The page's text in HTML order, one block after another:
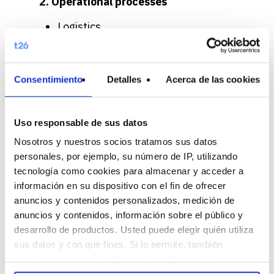
Consentimiento Detalles Acerca de las cookies
Uso responsable de sus datos
Nosotros y nuestros socios tratamos sus datos
personales, por ejemplo, su número de IP, utilizando
tecnología como cookies para almacenar y acceder a
información en su dispositivo con el fin de ofrecer
anuncios y contenidos personalizados, medición de
anuncios y contenidos, información sobre el público y
desarrollo de productos. Usted puede elegir quién utiliza
sus datos y con qué fines. Si lo permite, también
Logistics
Customer Service
Loyalty and nurturing
3. Digital Assets and Technology
Digital Assets & Partners Tools
Payment Methods
Data Feeds
Measurement & Visualization
Innovation : Voice and chatbot, VR
…